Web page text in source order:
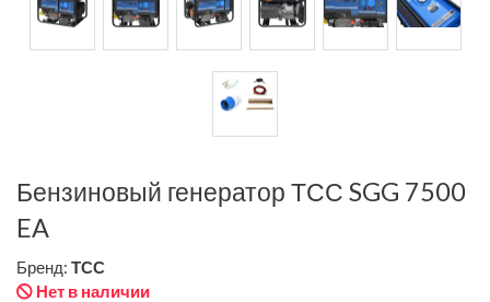
Бензиновый генератор ТСС SGG 7500
EA
Нет в наличии
Бренд: ТСС